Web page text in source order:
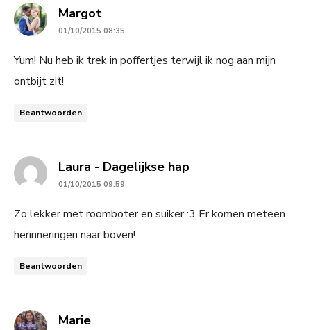
Margotsays:
01/10/2015 08:35
Yum! Nu heb ik trek in poffertjes terwijl ik nog aan mijn
ontbijt zit!
Beantwoorden
Laura - Dagelijkse hap
01/10/2015 09:59
Zo lekker met roomboter en suiker :3 Er komen meteen
herinneringen naar boven!
Beantwoorden
Mariesays: